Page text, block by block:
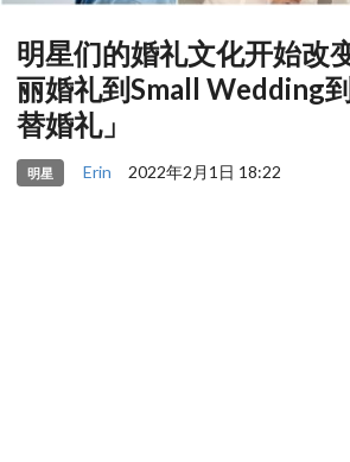
明星们的婚礼文化开始改
丽婚礼到Small Wedding
替婚礼」
明星 Erin 2022年2月1日 18:22